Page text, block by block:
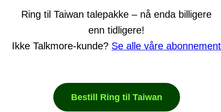
Ring til Taiwan talepakke – nå enda billigere
enn tidligere!
Ikke Talkmore-kunde? Se alle våre abonnement
Bestill Ring til Taiwan